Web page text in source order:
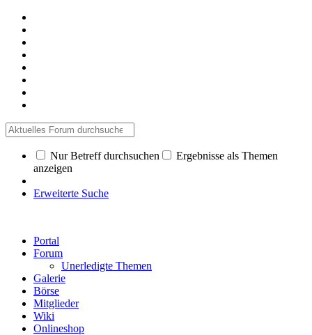
Nur Betreff durchsuchen
Ergebnisse als Themen
anzeigen
Erweiterte Suche
Portal
Forum
Unerledigte Themen
Galerie
Börse
Mitglieder
Wiki
Onlineshop